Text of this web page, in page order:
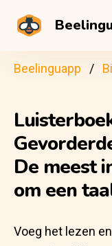
Beelinguapp
De meest
om een
Voeg het lezen